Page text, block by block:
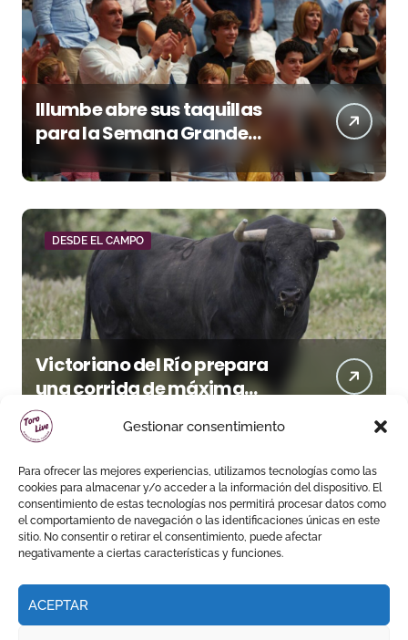
Gestionar consentimiento
Para ofrecer las mejores experiencias, utilizamos tecnologías como las
cookies para almacenar y/o acceder a la información del dispositivo. El
consentimiento de estas tecnologías nos permitirá procesar datos como
el comportamiento de navegación o las identificaciones únicas en este
sitio. No consentir o retirar el consentimiento, puede afectar
negativamente a ciertas características y funciones.
ACEPTAR
Illumbe abre sus taquillas
para la Semana Grande
Donostiarra
DESDE EL CAMPO
Victoriano del Río prepara
una corrida de máxima
seriedad para Ciudad Real
(En Vídeo)